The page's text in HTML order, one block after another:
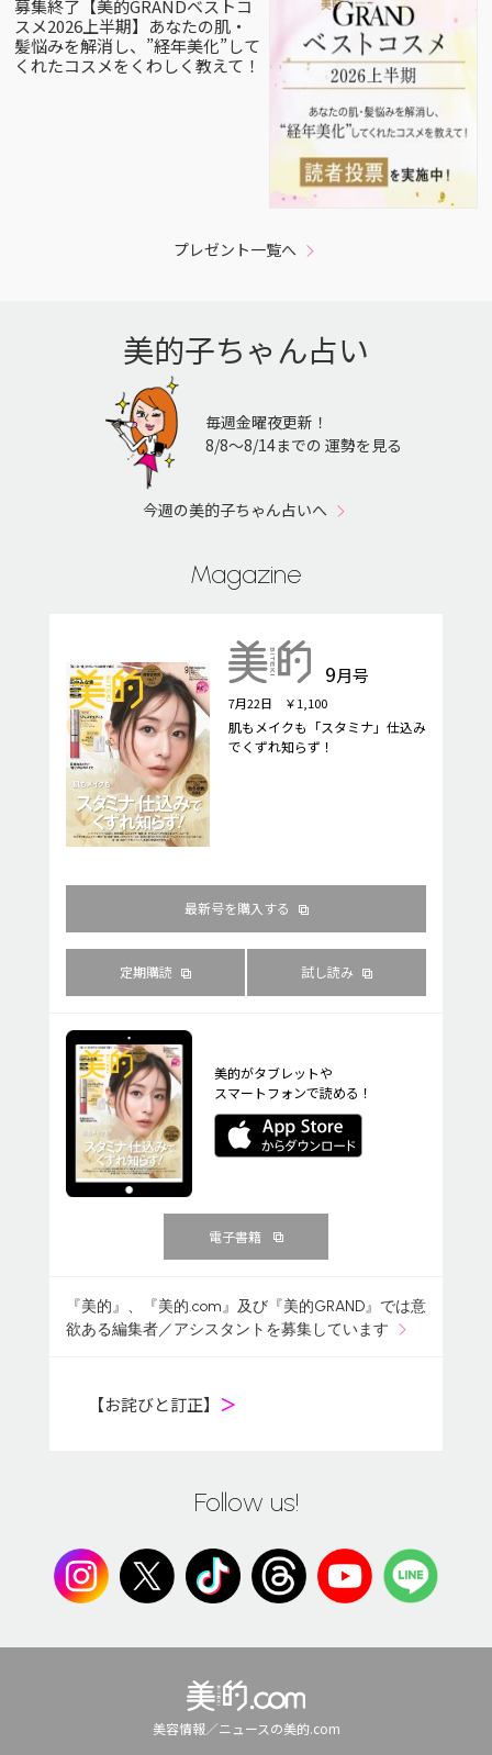
募集終了【美的GRANDベストコ
スメ2026上半期】あなたの肌・
髪悩みを解消し、”経年美化”して
くれたコスメをくわしく教えて！
プレゼント一覧へ
美的子ちゃん占い
毎週金曜夜更新！
8/8〜8/14までの 運勢を見る
今週の美的子ちゃん占いへ
Magazine
9月号
7月22日 ￥1,100
肌もメイクも「スタミナ」仕込み
でくずれ知らず！
最新号を購入する
定期購読 試し読み
美的がタブレットや
スマートフォンで読める！
電子書籍
『美的』、『美的.com』及び『美的GRAND』では意
欲ある編集者／アシスタントを募集しています
【お詫びと訂正】 ＞
Follow us!
美容情報／ニュースの美的.com